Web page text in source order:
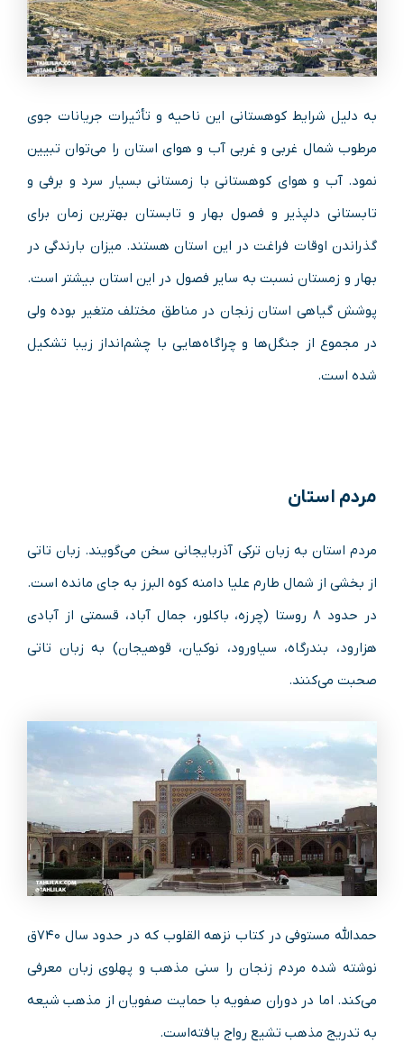
به دلیل شرایط کوهستانی این ناحیه و تأثیرات جریانات جوی
مرطوب شمال غربی و غربی آب و هوای استان را می‌توان تبیین
نمود. آب و هوای کوهستانی با زمستانی بسیار سرد و برفی و
تابستانی دلپذیر و فصول بهار و تابستان بهترین زمان برای
گذراندن اوقات فراغت در این استان هستند. میزان بارندگی در
بهار و زمستان نسبت به سایر فصول در این استان بیشتر است.
پوشش گیاهی استان زنجان در مناطق مختلف متغیر بوده ولی
در مجموع از جنگل‌ها و چراگاه‌هایی با چشم‌انداز زیبا تشکیل
شده‌ است.
مردم استان
مردم استان به زبان ترکی آذربایجانی سخن می‌گویند. زبان تاتی
از بخشی از شمال طارم علیا دامنه کوه البرز به جای مانده است.
در حدود ۸ روستا (چرزه، باکلور، جمال آباد، قسمتی از آبادی
هزارود، بندرگاه، سیاورود، نوکیان، قوهیجان) به زبان تاتی
صحبت می‌کنند.
حمدالله مستوفی در کتاب نزهه القلوب که در حدود سال ۷۴۰ق
نوشته شده مردم زنجان را سنی مذهب و پهلوی زبان معرفی
می‌کند. اما در دوران صفویه با حمایت صفویان از مذهب شیعه
به تدریج مذهب تشیع رواج یافته‌است.